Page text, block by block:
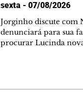
sexta - 07/08/2026
Jorginho discute com
denunciará para sua
procurar Lucinda